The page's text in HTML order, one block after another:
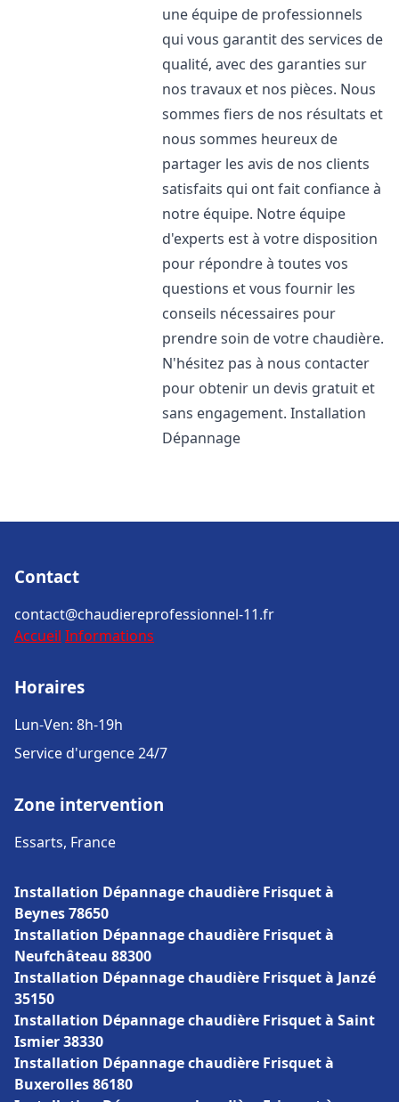
une équipe de professionnels
qui vous garantit des services de
qualité, avec des garanties sur
nos travaux et nos pièces. Nous
sommes fiers de nos résultats et
nous sommes heureux de
partager les avis de nos clients
satisfaits qui ont fait confiance à
notre équipe. Notre équipe
d'experts est à votre disposition
pour répondre à toutes vos
questions et vous fournir les
conseils nécessaires pour
prendre soin de votre chaudière.
N'hésitez pas à nous contacter
pour obtenir un devis gratuit et
sans engagement. Installation
Dépannage
Contact
contact@chaudiereprofessionnel-11.fr
Accueil Informations
Horaires
Lun-Ven: 8h-19h
Service d'urgence 24/7
Zone intervention
Essarts, France
Installation Dépannage chaudière Frisquet à
Beynes 78650
Installation Dépannage chaudière Frisquet à
Neufchâteau 88300
Installation Dépannage chaudière Frisquet à Janzé
35150
Installation Dépannage chaudière Frisquet à Saint
Ismier 38330
Installation Dépannage chaudière Frisquet à
Buxerolles 86180